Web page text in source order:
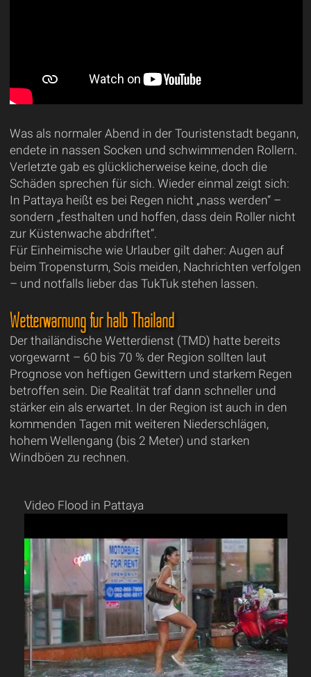
Was als normaler Abend in der Touristenstadt begann,
endete in nassen Socken und schwimmenden Rollern.
Verletzte gab es glücklicherweise keine, doch die
Schäden sprechen für sich. Wieder einmal zeigt sich:
In Pattaya heißt es bei Regen nicht „nass werden“ –
sondern „festhalten und hoffen, dass dein Roller nicht
zur Küstenwache abdriftet“.
Für Einheimische wie Urlauber gilt daher: Augen auf
beim Tropensturm, Sois meiden, Nachrichten verfolgen
– und notfalls lieber das TukTuk stehen lassen.
Wetterwarnung für halb Thailand
Der thailändische Wetterdienst (TMD) hatte bereits
vorgewarnt – 60 bis 70 % der Region sollten laut
Prognose von heftigen Gewittern und starkem Regen
betroffen sein. Die Realität traf dann schneller und
stärker ein als erwartet. In der Region ist auch in den
kommenden Tagen mit weiteren Niederschlägen,
hohem Wellengang (bis 2 Meter) und starken
Windböen zu rechnen.
Video Flood in Pattaya